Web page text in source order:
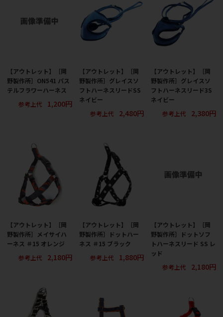
【アウトレット】［岡
野製作所］ON541 パス
テルフラワーハーネス
参考上代
1,200円
【アウトレット】［岡
野製作所］グレイスソ
フトハーネスリードSS
ネイビー
参考上代
2,480円
【アウトレット】［岡
野製作所］グレイスソ
フトハーネスリード3S
ネイビー
参考上代
2,380円
【アウトレット】［岡
野製作所］メイサイハ
ーネス ＃15 オレンジ
参考上代
2,180円
【アウトレット】［岡
野製作所］ドットハー
ネス ＃15 ブラック
参考上代
1,880円
【アウトレット】［岡
野製作所］ドットソフ
トハーネスリード SS レ
ッド
参考上代
2,180円